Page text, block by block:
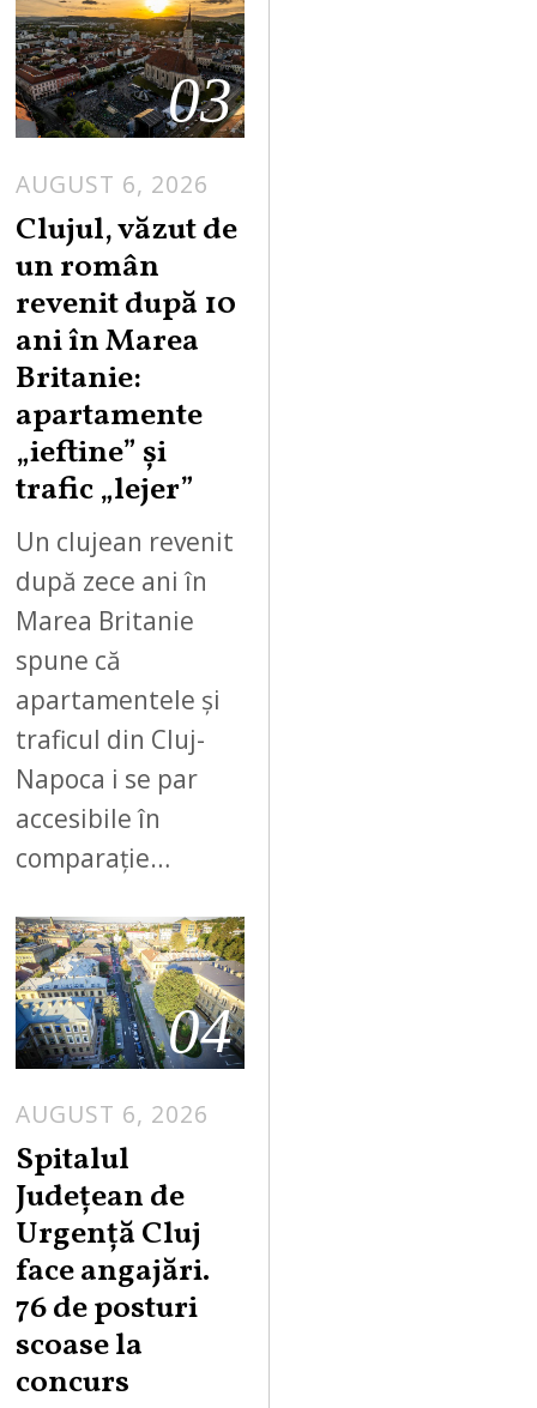
03
AUGUST 6, 2026
Clujul, văzut de
un român
revenit după 10
ani în Marea
Britanie:
apartamente
„ieftine” și
trafic „lejer”
Un clujean revenit
după zece ani în
Marea Britanie
spune că
apartamentele și
traficul din Cluj-
Napoca i se par
accesibile în
comparație…
04
AUGUST 6, 2026
Spitalul
Județean de
Urgență Cluj
face angajări.
76 de posturi
scoase la
concurs